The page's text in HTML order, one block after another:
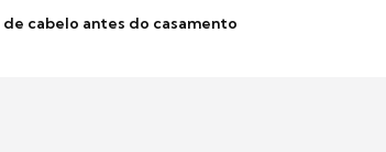
cabelo antes do casamento